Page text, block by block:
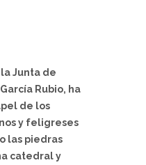
Junta de
Rubio, ha
de los
y feligreses
las piedras
catedral y